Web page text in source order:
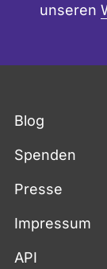
unseren
Blog
Spenden
Presse
Impressum
API